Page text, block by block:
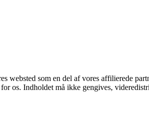
som en del af vores affilierede
Indholdet må ikke gengives,